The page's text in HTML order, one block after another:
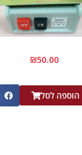
₪50.00
הוספה לסל